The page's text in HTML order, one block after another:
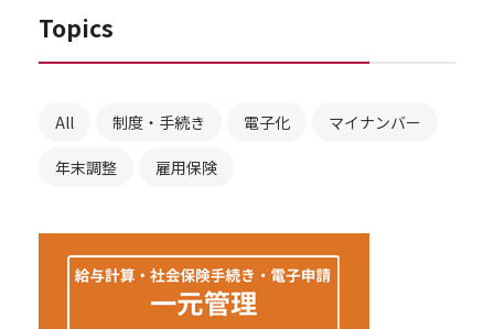
Topics
All 制度・手続き 電子化 マイナンバー
年末調整 雇用保険